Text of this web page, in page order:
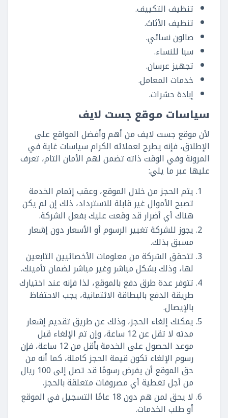
تنظيف التكييف.
تنظيف الأثاث.
صالون نسائي.
سبا للنساء.
تجهيز عرسان.
خدمات المعامل.
إبادة حشرات.
سياسات موقع جست لايف
لأن موقع جست لايف من أهم وأفضل المواقع على
الإطلاق، فإنه يطرح لعملائه الكرام سياسات غاية في
المرونة وفي الوقت ذاته تضمن لهم الأمان التام، تعرف
عليها عبر ما يلي:
يتم الحجز من خلال الموقع، وعقب إتمام الخدمة
تصبح الأموال غير قابلة للاسترداد، ذلك إن لم يكن
هناك أي أضرار قد وقعت عليك بفعل الشركة.
يجوز للشركة تغيير الرسوم أو الأسعار دون إشعار
مسبق بذلك.
تتحقق الشركة من معلومات الأخصائيين التابعين
لها، وذلك بشكل مباشر وغير مباشر لضمان تأمينك.
تتوفر عدة طرق دفع بالموقع، لذا فإنه عند اختيارك
طريقة الدفع بالبطاقة الائتمانية، يجب الاحتفاظ
بالإيصال.
يمكنك إلغاء الحجز، وذلك عن طريق تقديم إشعار
مدته لا تقل عن 12 ساعة، وإن تم الإلغاء قبل
موعد الحصول على الخدمة بأقل من 12 ساعة، فإن
رسوم الإلغاء تكون قيمة الحجز كاملة، كما أنه من
حق الموقع أن يفرض رسومًا قد تصل إلى 100 ريال
من أجل تغطية أي مصروفات متعلقة بالحجز.
لا يحق لمن هم دون 18 عامًا التسجيل في الموقع
أو طلب الخدمات.